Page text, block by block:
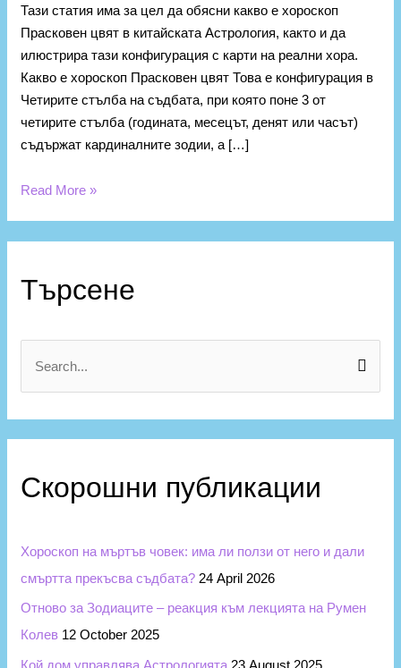
Тази статия има за цел да обясни какво е хороскоп
Прасковен цвят в китайската Астрология, както и да
илюстрира тази конфигурация с карти на реални хора.
Какво е хороскоп Прасковен цвят Това е конфигурация в
Четирите стълба на съдбата, при която поне 3 от
четирите стълба (годината, месецът, денят или часът)
съдържат кардиналните зодии, а […]
Read More »
Търсене
e
a
c
o
r
:
Скорошни публикации
Хороскоп на мъртъв човек: има ли ползи от него и дали
смъртта прекъсва съдбата? 24 April 2026
Отново за Зодиаците – реакция към лекцията на Румен
Колев 12 October 2025
а
и